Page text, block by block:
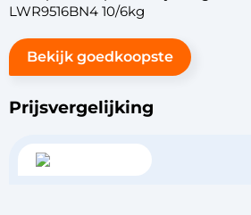
LWR9516BN4 10/6kg
Bekijk goedkoopste
Prijsvergelijking